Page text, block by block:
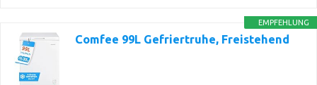
EMPFEHLUNG
Comfee 99L Gefriertruhe, Freistehend